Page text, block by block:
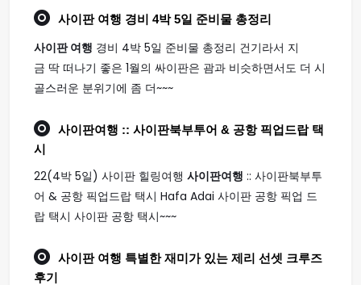
사이판 여행 경비 4박 5일 준비물 총정리
사이판 여행 경비 4박 5일 준비물 총정리 건기라서 지
금 딱 떠나기 좋은 1월의 싸이판은 괌과 비슷하면서도 더 시
골스러운 분위기에 좀 더~~~
사이판여행 :: 사이판북부투어 & 공항 픽업드랍 택
시
22(4박 5일) 사이판 힐링여행 사이판여행 :: 사이판북부투
어 & 공항 픽업드랍 택시 Hafa Adai 사이판 공항 픽업 드
랍 택시 사이판 공항 택시~~~
사이판 여행 특별한 재미가 있는 제리 선셋 크루즈
후기